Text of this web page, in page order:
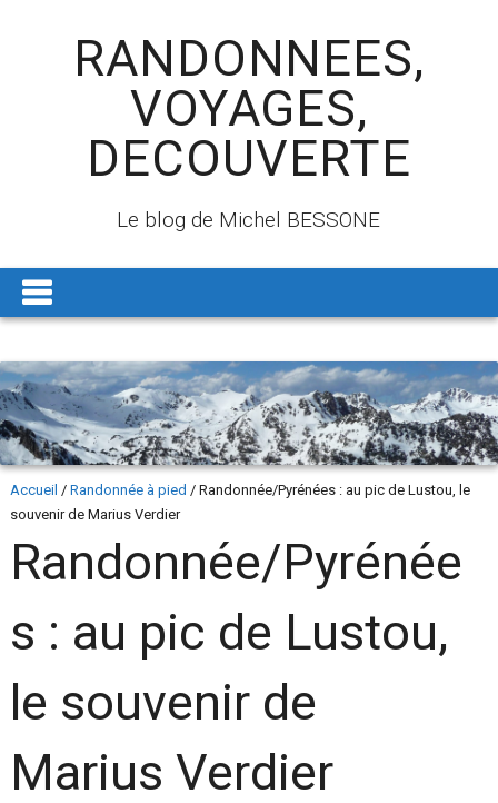
RANDONNEES,
VOYAGES,
DECOUVERTE
Le blog de Michel BESSONE
Accueil / Randonnée à pied / Randonnée/Pyrénées : au pic de Lustou, le
souvenir de Marius Verdier
Randonnée/Pyrénée
s : au pic de Lustou,
le souvenir de
Marius Verdier